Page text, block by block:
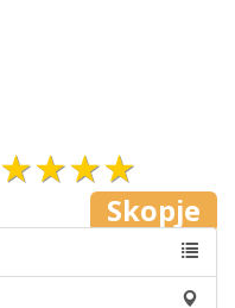
★★★★
Skopje